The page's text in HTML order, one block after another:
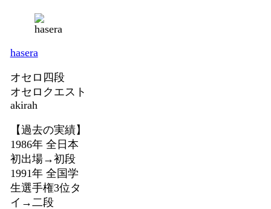
hasera
オセロ四段
オセロクエスト
akirah
【過去の実績】
1986年 全日本
初出場→初段
1991年 全国学
生選手権3位タ
イ→二段